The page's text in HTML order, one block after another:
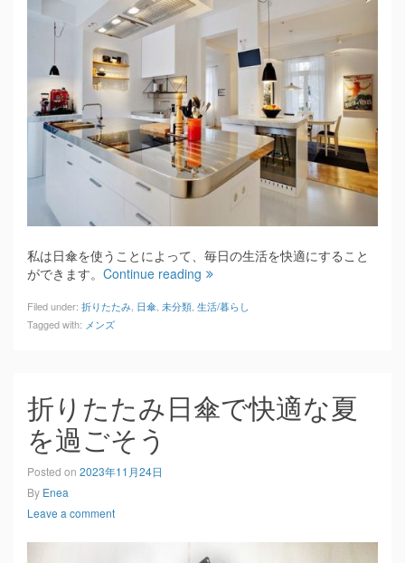
私は日傘を使うことによって、毎日の生活を快適にすること
ができます。 Continue reading
Filed under: 折りたたみ 日傘 未分類 生活/暮らし
Tagged with: メンズ
折りたたみ日傘で快適な夏
を過ごそう
Posted on 2023年11月24日
By Enea
Leave a comment